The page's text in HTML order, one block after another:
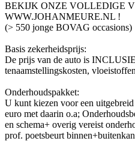
BEKIJK ONZE VOLLEDIGE
WWW.JOHANMEURE.NL !
(> 550 jonge BOVAG occasions)
Basis zekerheidsprijs:
De prijs van de auto is
tenaamstellingskosten,
Onderhoudspakket:
U kunt kiezen voor een
euro met daarin o.a;
en schema+ overig vereist
prof. poetsbeurt